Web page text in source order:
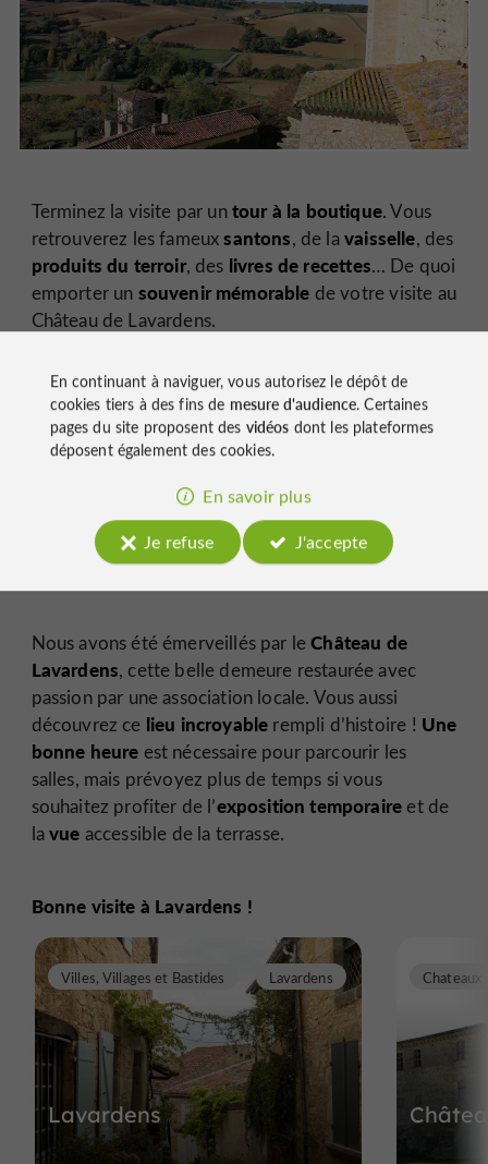
Terminez la visite par untour à la boutique. Vous
retrouverez les fameuxsantons, de lavaisselle, des
produits du terroir, des livres de recettes… De quoi
emporter un souvenir mémorable de votre visite au
Château de Lavardens.
Nous avons été émerveillés par leChâteau de
Lavardens, cette belle demeure restaurée avec
passion par une association locale. Vous aussi
découvrez ce lieu incroyable rempli d’histoire ! Une
bonne heure est nécessaire pour parcourir les
salles, mais prévoyez plus de temps si vous
souhaitez profiter de l’exposition temporaireet de
lavue accessible de la terrasse.
Bonne visite à Lavardens !
Lavardens
Villes, Villages et Bastides Lavardens
En continuant à naviguer, vous autorisez le dépôt de
cookies tiers à des fins de mesure d'audience. Certaines
pages du site proposent des vidéos dont les plateformes
déposent également des cookies.
En savoir plus
Je refuse
J'accepte